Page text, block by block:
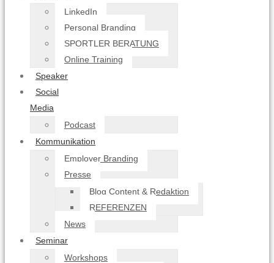
LinkedIn
Personal Branding
SPORTLER BERATUNG
Online Training
Speaker
Social
Media
Podcast
Kommunikation
Employer Branding
Presse
Blog Content & Redaktion
REFERENZEN
News
Seminar
Workshops